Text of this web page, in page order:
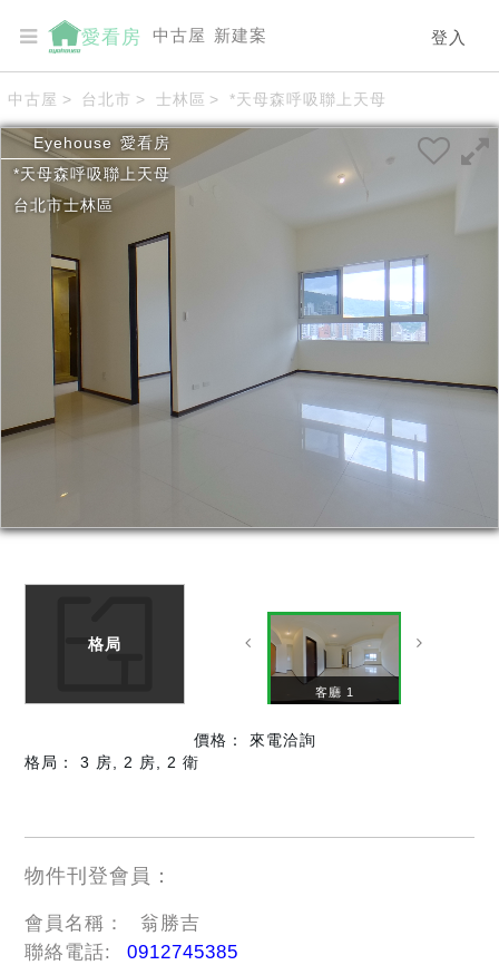
愛看房 登入
中古屋 新建案
中古屋 > 台北市 > 士林區 > *天母森呼吸聯上天母
Eyehouse 愛看房
*天母森呼吸聯上天母
台北市士林區
格局
客廳 1
價格： 來電洽詢
格局： 3 房, 2 房, 2 衛
物件刊登會員：
會員名稱：
翁勝吉
聯絡電話:
0912745385